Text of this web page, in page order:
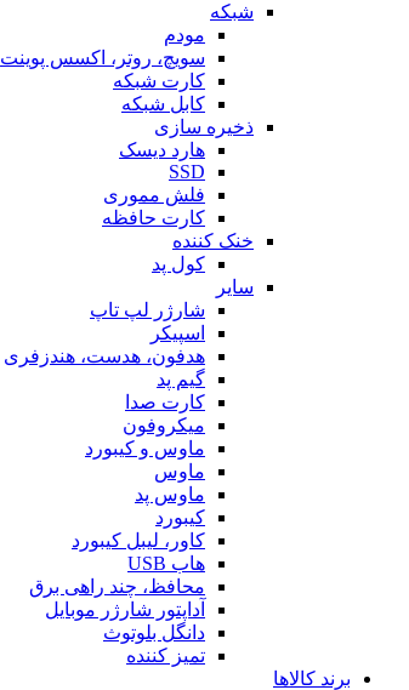
شبکه
مودم
سویچ، روتر، اکسس پوینت
کارت شبکه
کابل شبکه
ذخیره سازی
هارد دیسک
SSD
فلش مموری
کارت حافظه
خنک کننده
کول پد
سایر
شارژر لپ تاپ
اسپیکر
هدفون، هدست، هندزفری
گیم پد
کارت صدا
میکروفون
ماوس و کیبورد
ماوس
ماوس پد
کیبورد
کاور، لیبل کیبورد
هاب USB
محافظ، چند راهی برق
آداپتور شارژر موبایل
دانگل بلوتوث
تمیز کننده
برند کالاها